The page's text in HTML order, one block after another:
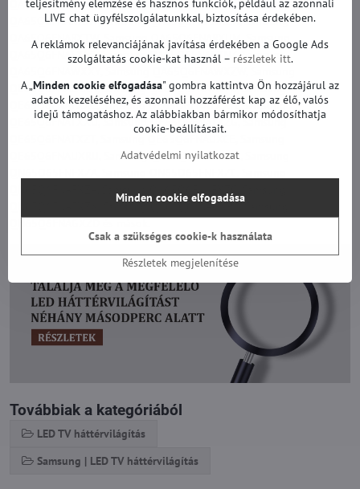
QA65Q6FNAKXXS, Samsung QA65Q6FNAKXXT, Samsung
QA65Q6FNAKXXV, Samsung QA65Q6FNAKXZN, Samsung
QA65Q6FNARXTW, Samsung QA65Q6FNARXUM, Samsung
QA65Q6FNASXEG, Samsung QA65Q6FNASXNZ, Samsung
QE65Q6FNALXXN, Samsung QE65Q6FNATXTK, Samsung
QE65Q6FNATXXC, Samsung QE65Q6FNATXXH, Samsung
QE65Q6FNATXXU, Samsung QE65Q6FNATXZG, Samsung
QE65Q6FNAUXRU, Samsung QE65Q6FNAUXUA, Samsung
QN65Q6FNAFXZX, Samsung QN65Q6FNAGXPE, Samsung
Továbbiak a kategóriából
LED TV háttérvilágítás
Samsung | LED TV háttérvilágítás
teljesítmény elemzése és hasznos funkciók, például az azonnali
LIVE chat ügyfélszolgálatunkkal, biztosítása érdekében.
A reklámok relevanciájának javítása érdekében a Google Ads
szolgáltatás cookie-kat használ – részletek itt.
A „Minden cookie elfogadása" gombra kattintva Ön hozzájárul az
adatok kezeléséhez, és azonnali hozzáférést kap az élő, valós
idejű támogatáshoz. Az alábbiakban bármikor módosíthatja
cookie-beállításait.
Adatvédelmi nyilatkozat
Részletek megjelenítése
Minden cookie elfogadása
Csak a szükséges cookie-k használata